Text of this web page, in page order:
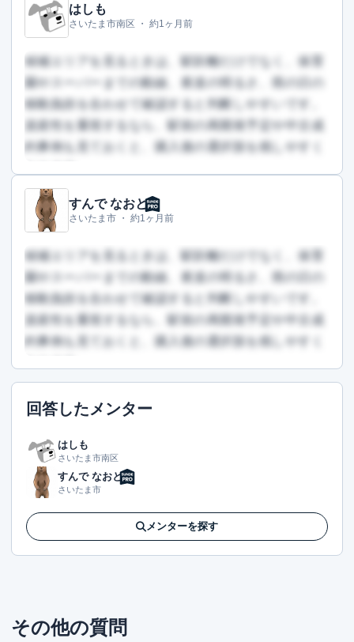
はしも
さいたま市南区 ・ 約1ヶ月前
候補エリアを見るときは、駅距離だけでなく、保育
園やスーパーまでの動線、夜道の明るさ、雨の日の
移動負担を合わせて確認すると判断しやすいです。
資産性を重視するなら、駅前の再開発予定や中古成
約事例も見ておくと、購入後の選択肢を残しやすく
この回答を読むには会員登録が必要です
（文字数：482文字）
すんで なおと
さいたま市 ・ 約1ヶ月前
候補エリアを見るときは、駅距離だけでなく、保育
園やスーパーまでの動線、夜道の明るさ、雨の日の
移動負担を合わせて確認すると判断しやすいです。
資産性を重視するなら、駅前の再開発予定や中古成
約事例も見ておくと、購入後の選択肢を残しやすく
この回答を読むには会員登録が必要です
（文字数：1157文字）
回答したメンター
はしも
さいたま市南区
すんで なおと
さいたま市
メンターを探す
その他の質問